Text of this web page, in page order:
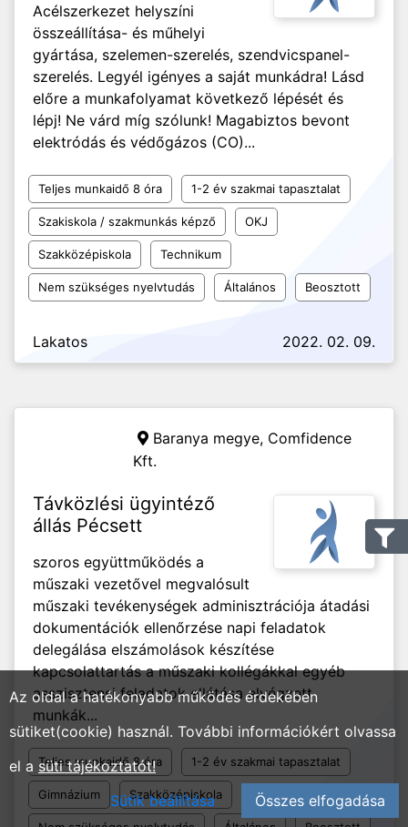
Acélszerkezet helyszíni
összeállítása- és műhelyi
gyártása, szelemen-szerelés, szendvicspanel-
szerelés. Legyél igényes a saját munkádra! Lásd
előre a munkafolyamat következő lépését és
lépj! Ne várd míg szólunk! Magabiztos bevont
elektródás és védőgázos (CO)...
Teljes munkaidő 8 óra 1-2 év szakmai tapasztalat
Szakiskola / szakmunkás képző OKJ
Szakközépiskola Technikum
Nem szükséges nyelvtudás Általános Beosztott
Lakatos 2022. 02. 09.
Baranya megye, Comfidence
Kft.
Távközlési ügyintéző
állás Pécsett
szoros együttműködés a
műszaki vezetővel megvalósult
műszaki tevékenységek adminisztrációja átadási
dokumentációk ellenőrzése napi feladatok
delegálása elszámolások készítése
kapcsolattartás a műszaki kollégákkal egyéb
asszisztensi feladatok ellátása elvégzett
munkák...
Teljes munkaidő 8 óra 1-2 év szakmai tapasztalat
Gimnázium Szakközépiskola
Az oldal a hatékonyabb működés érdekében
sütiket(cookie) használ. További információkért olvassa
el a süti tájékoztatót!
Sütik beállítása
Összes elfogadása